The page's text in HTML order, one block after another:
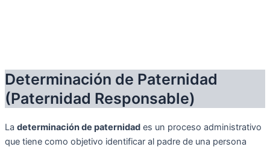
Determinación de Paternidad
(Paternidad Responsable)
La determinación de paternidad es un proceso administrativo
que tiene como objetivo identificar al padre de una persona